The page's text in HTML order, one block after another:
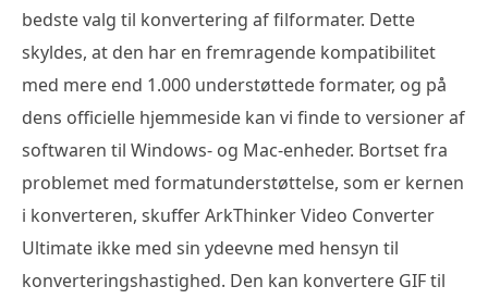
bedste valg til konvertering af filformater. Dette
skyldes, at den har en fremragende kompatibilitet
med mere end 1.000 understøttede formater, og på
dens officielle hjemmeside kan vi finde to versioner af
softwaren til Windows- og Mac-enheder. Bortset fra
problemet med formatunderstøttelse, som er kernen
i konverteren, skuffer ArkThinker Video Converter
Ultimate ikke med sin ydeevne med hensyn til
konverteringshastighed. Den kan konvertere GIF til